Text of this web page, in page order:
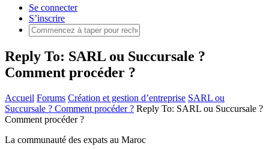
Se connecter
S’inscrire
Reply To: SARL ou Succursale ?
Comment procéder ?
Accueil Forums Création et gestion d’entreprise SARL ou
Succursale ? Comment procéder ? Reply To: SARL ou Succursale ?
Comment procéder ?
La communauté des expats au Maroc